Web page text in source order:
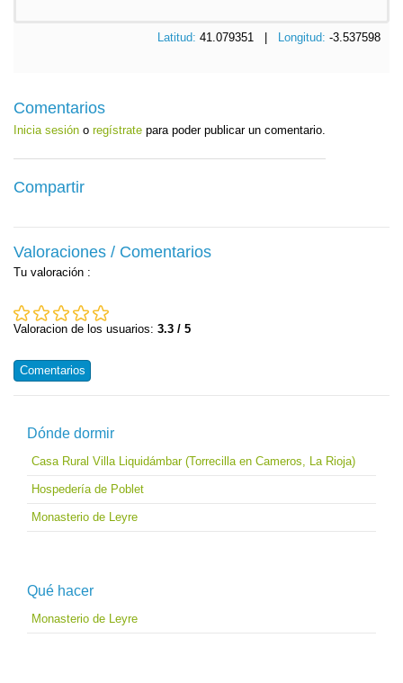
Latitud: 41.079351 | Longitud: -3.537598
Comentarios
Inicia sesión o regístrate para poder publicar un comentario.
Compartir
Valoraciones / Comentarios
Tu valoración :
Valoracion de los usuarios: 3.3 / 5
Comentarios
Dónde dormir
Casa Rural Villa Liquidámbar (Torrecilla en Cameros, La Rioja)
Hospedería de Poblet
Monasterio de Leyre
Qué hacer
Monasterio de Leyre